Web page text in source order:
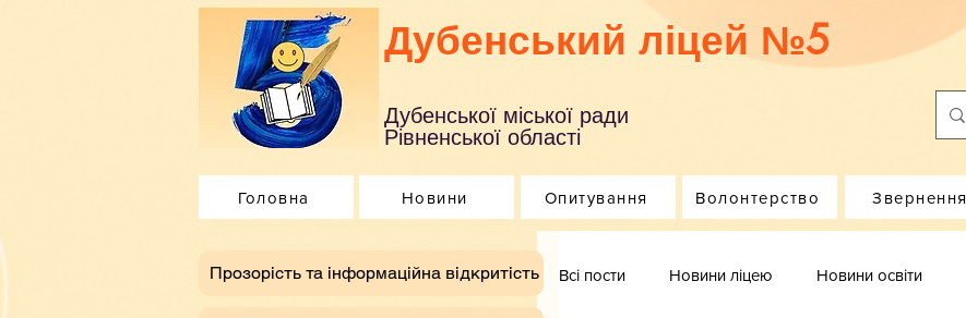
Дубенський ліцей №5
Дубенської міської ради
Рівненської області
Головна Новини Опитування Волонтерство Звернення
Всі пости Новини ліцею Новини освіти
​Прозорість та інформаційна відкритість